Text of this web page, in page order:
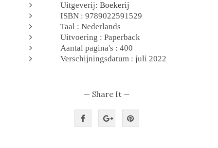
Uitgeverij: Boekerij
ISBN : 9789022591529
Taal : Nederlands
Uitvoering : Paperback
Aantal pagina's : 400
Verschijningsdatum : juli 2022
— Share It —